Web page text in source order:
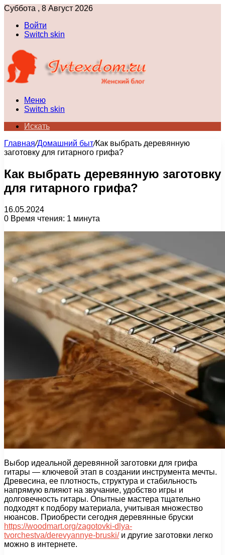
Суббота , 8 Август 2026
Войти
Switch skin
Меню
Switch skin
Искать
Главная/Домашний быт/Как выбрать деревянную
заготовку для гитарного грифа?
Как выбрать деревянную заготовку
для гитарного грифа?
16.05.2024
0 Время чтения: 1 минута
Выбор идеальной деревянной заготовки для грифа
гитары — ключевой этап в создании инструмента мечты.
Древесина, ее плотность, структура и стабильность
напрямую влияют на звучание, удобство игры и
долговечность гитары. Опытные мастера тщательно
подходят к подбору материала, учитывая множество
нюансов. Приобрести сегодня деревянные бруски
https://woodmart.org/zagotovki-dlya-
tvorchestva/derevyannye-bruski/и другие заготовки легко
можно в интернете.